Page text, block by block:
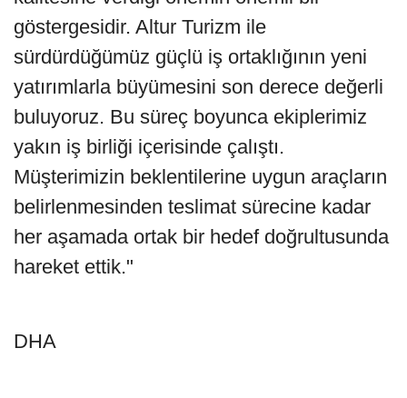
göstergesidir. Altur Turizm ile
sürdürdüğümüz güçlü iş ortaklığının yeni
yatırımlarla büyümesini son derece değerli
buluyoruz. Bu süreç boyunca ekiplerimiz
yakın iş birliği içerisinde çalıştı.
Müşterimizin beklentilerine uygun araçların
belirlenmesinden teslimat sürecine kadar
her aşamada ortak bir hedef doğrultusunda
hareket ettik."
DHA